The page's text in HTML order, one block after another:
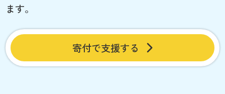
ます。
寄付で支援する